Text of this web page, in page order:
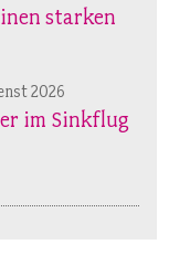
starken
2026
im Sinkflug